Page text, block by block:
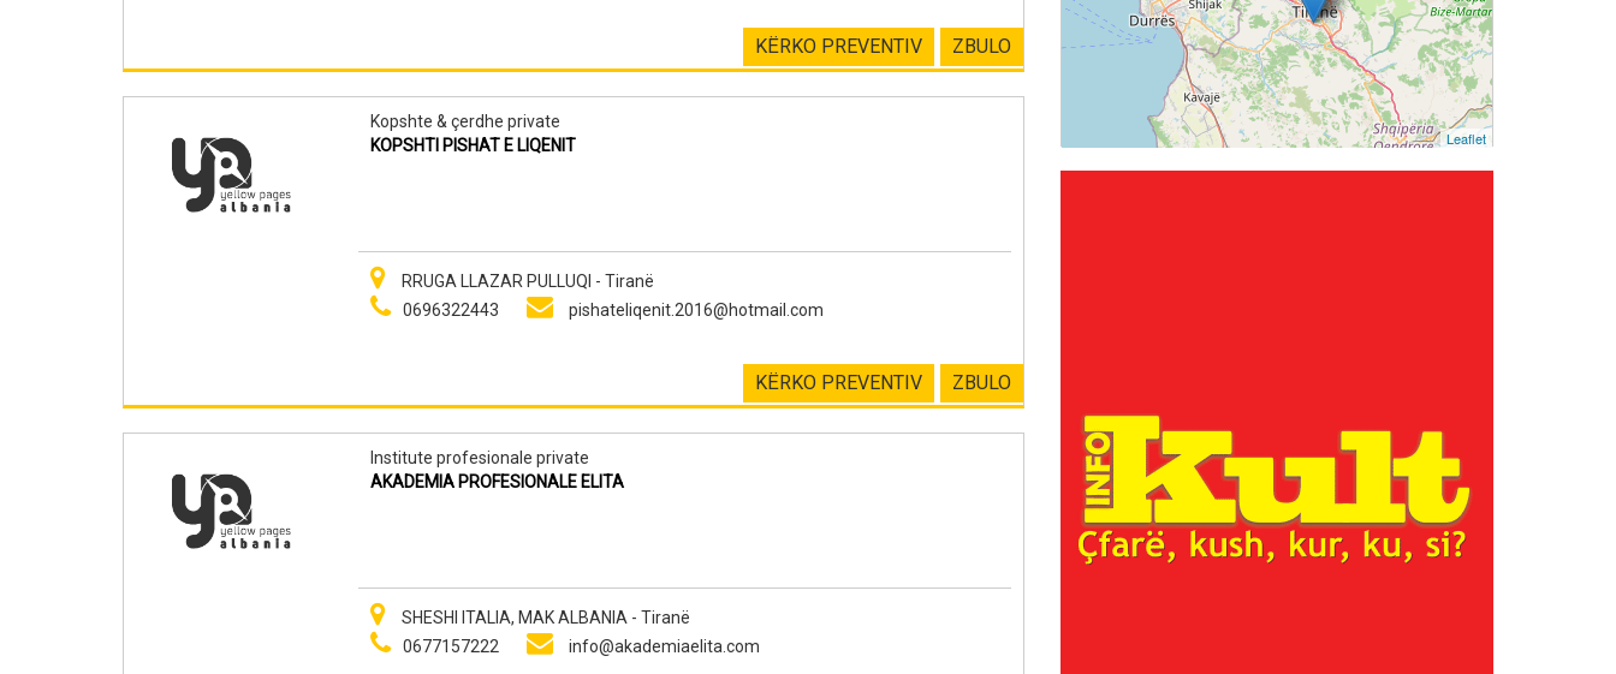
ZBULO
KËRKO PREVENTIV
Kopshte & çerdhe private
KOPSHTI PISHAT E LIQENIT
RRUGA LLAZAR PULLUQI - Tiranë
0696322443
pishateliqenit.2016@hotmail.com
ZBULO
KËRKO PREVENTIV
Institute profesionale private
AKADEMIA PROFESIONALE ELITA
SHESHI ITALIA, MAK ALBANIA - Tiranë
0677157222
info@akademiaelita.com
Leaflet